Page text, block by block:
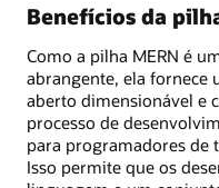
Benefícios da
Como a pilha MERN é
abrangente, ela fornece
aberto dimensionável e
processo de
para programadores de
Isso permite que os